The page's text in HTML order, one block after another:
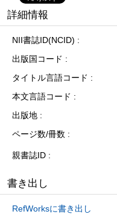
詳細情報
NII書誌ID(NCID)
出版国コード
タイトル言語コード
本文言語コード
出版地
ページ数/冊数
親書誌ID
書き出し
RefWorksに書き出し